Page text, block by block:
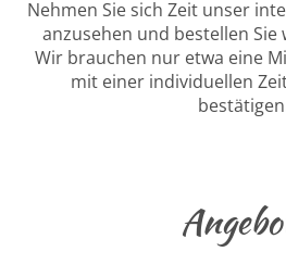
Nehmen Sie sich Zeit unser
anzusehen und bestellen Sie
Wir brauchen nur etwa eine
mit einer individuellen